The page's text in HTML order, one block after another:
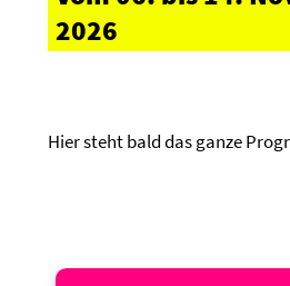
2026
Hier steht bald das ganze